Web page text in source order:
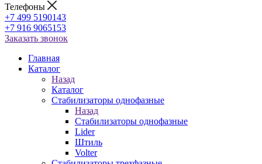
Телефоны
+7 499 5190143
+7 916 9065153
Заказать звонок
Главная
Каталог
Назад
Каталог
Стабилизаторы однофазные
Назад
Стабилизаторы однофазные
Lider
Штиль
Volter